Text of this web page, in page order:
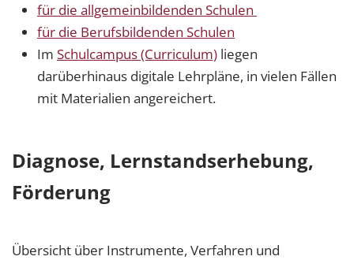
für die allgemeinbildenden Schulen
für die Berufsbildenden Schulen
Im Schulcampus (Curriculum) liegen
darüberhinaus digitale Lehrpläne, in vielen Fällen
mit Materialien angereichert.
Diagnose, Lernstandserhebung,
Förderung
Übersicht über Instrumente, Verfahren und